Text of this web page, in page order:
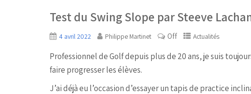
Test du Swing Slope par Steeve
4 avril 2022 Philippe Martinet Off Actualités
Professionnel de Golf depuis plus de 20 ans, je suis
faire progresser les élèves.
J’ai déjà eu l’occasion d’essayer un tapis de practice